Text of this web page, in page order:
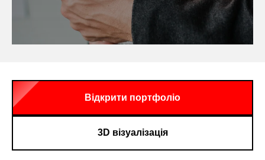
Відкрити портфоліо
3D візуалізація